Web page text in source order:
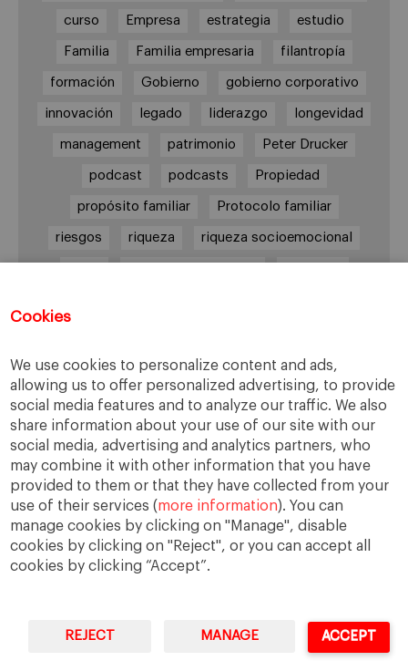
Cookies
We use cookies to personalize content and ads,
allowing us to offer personalized advertising, to provide
social media features and to analyze our traffic. We also
share information about your use of our site with our
social media, advertising and analytics partners, who
may combine it with other information that you have
provided to them or that they have collected from your
use of their services (more information). You can
manage cookies by clicking on "Manage", disable
cookies by clicking on "Reject", or you can accept all
cookies by clicking “Accept”.
REJECT MANAGE ACCEPT
curso Empresa estrategia estudio
Familia Familia empresaria filantropía
formación Gobierno gobierno corporativo
innovación legado liderazgo longevidad
management patrimonio Peter Drucker
podcast podcasts Propiedad
propósito familiar Protocolo familiar
riesgos riqueza riqueza socioemocional
Enlaces
Cátedra de Empresa Familiar
IESE Insight
University of Navarra